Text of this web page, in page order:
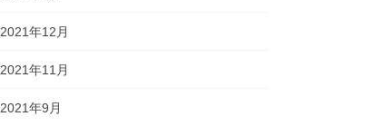
2021年12月
2021年11月
2021年9月